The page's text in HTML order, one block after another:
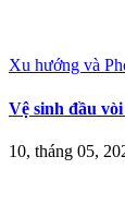
Xu hướng và
Vệ sinh đầu
10, tháng 05,